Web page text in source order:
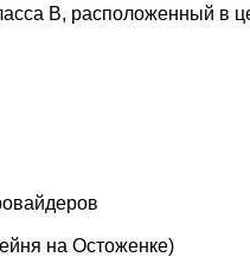
В, расположенный в
на Остоженке)